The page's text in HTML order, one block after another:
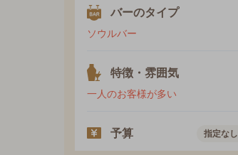
バーのタイプ
ソウルバー
特徴・雰囲気
一人のお客様が多い
予算 指定なし